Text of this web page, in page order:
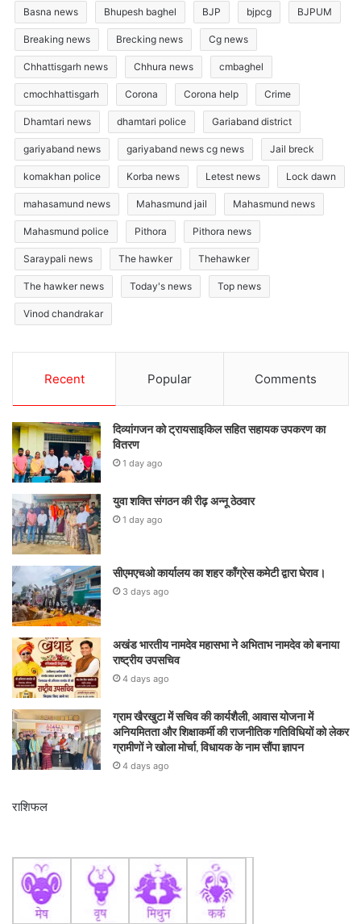
Basna news Bhupesh baghel BJP bjpcg BJPUM
Breaking news Brecking news Cg news
Chhattisgarh news Chhura news cmbaghel
cmochhattisgarh Corona Corona help Crime
Dhamtari news dhamtari police Gariaband district
gariyaband news gariyaband news cg news Jail breck
komakhan police Korba news Letest news Lock dawn
mahasamund news Mahasmund jail Mahasmund news
Mahasmund police Pithora Pithora news
Saraypali news The hawker Thehawker
The hawker news Today's news Top news
Vinod chandrakar
Recent Popular Comments
दिव्यांगजन को ट्रायसाइकिल सहित सहायक उपकरण का
वितरण
1 day ago
युवा शक्ति संगठन की रीढ़ अन्नू ठेठवार
1 day ago
सीएमएचओ कार्यालय का शहर कॉंग्रेस कमेटी द्वारा घेराव।
3 days ago
अखंड भारतीय नामदेव महासभा ने अभिताभ नामदेव को बनाया
राष्ट्रीय उपसचिव
4 days ago
ग्राम खैरखुटा में सचिव की कार्यशैली, आवास योजना में
अनियमितता और शिक्षाकर्मी की राजनीतिक गतिविधियों को लेकर
ग्रामीणों ने खोला मोर्चा, विधायक के नाम सौंपा ज्ञापन
4 days ago
राशिफल